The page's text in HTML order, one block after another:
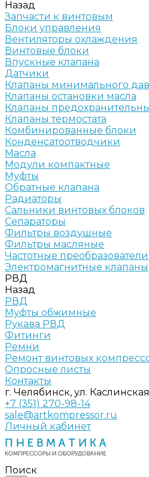
Назад
Запчасти к винтовым
Блоки управления
Вентиляторы охлаждения
Винтовые блоки
Впускные клапана
Датчики
Клапаны минимального
Клапаны остановки масла
Клапаны
Клапаны термостата
Комбинированные блоки
Конденсатоотводчики
Масла
Модули компактные
Муфты
Обратные клапана
Радиаторы
Сальники винтовых блоков
Сепараторы
Фильтры воздушные
Фильтры масляные
Частотные преобразователи
Электромагнитные клапаны
РВД
Назад
РВД
Муфты обжимные
Рукава РВД
Фитинги
Ремни
Ремонт винтовых
Опросные листы
Контакты
г. Челябинск, ул.
+7 (351) 270-98-14
sale@artkompressor.ru
Личный кабинет
Поиск